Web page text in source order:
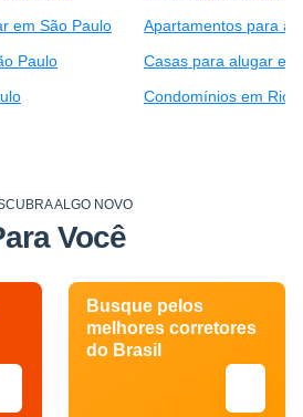
em São Paulo
Paulo
Apartamentos para
Casas para alugar
Condomínios em Rio
ALGO NOVO
Você
Busque pelos
melhores corretores
do Brasil